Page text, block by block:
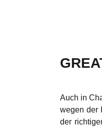
Auch in
wegen der
der